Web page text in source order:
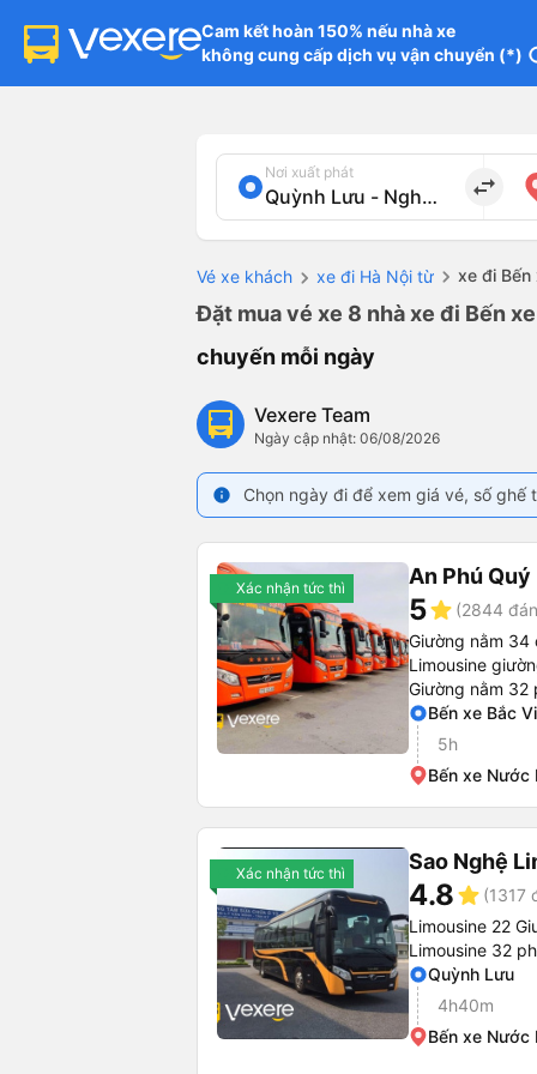
Cam kết hoàn 150% nếu nhà xe
không cung cấp dịch vụ vận chuyển (*)
Nơi xuất phát
import_export
Vé xe khách xe đi Hà Nội từ xe đi Bến
Đặt mua vé xe 8 nhà xe đi Bến
chuyến mỗi ngày
Vexere Team
Ngày cập nhật: 06/08/2026
info Chọn ngày đi để xem giá vé, số
Xác nhận tức thì An Phú Quý
5star (2844
Giường nằm 34
Limousine
Giường nằm 32
Bến xe Bắc
5h
Bến xe Nước
Xác nhận tức thì Sao Nghệ
4.8star (1317
Limousine 22
Limousine 32
Quỳnh Lưu
4h40m
Bến xe Nước